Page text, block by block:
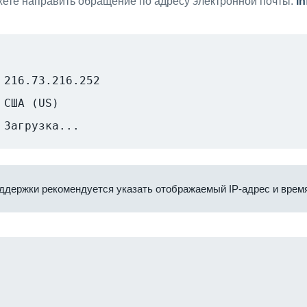
216.73.216.252
США (US)
Загрузка...
рекомендуется указать отображаемый IP-адрес и